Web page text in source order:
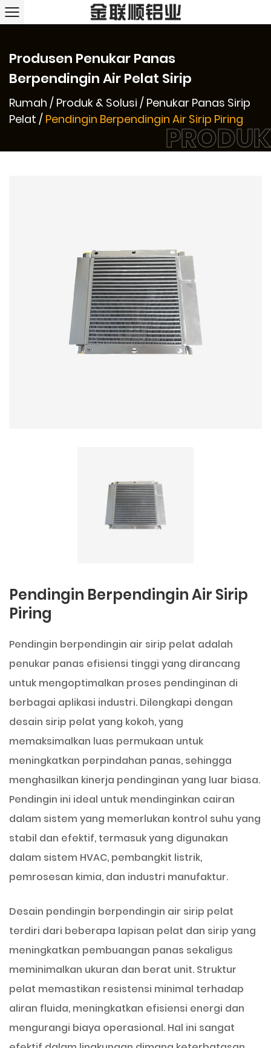
PRODUK
Produsen Penukar Panas
Berpendingin Air Pelat Sirip
Rumah / Produk & Solusi / Penukar Panas Sirip
Pelat / Pendingin Berpendingin Air Sirip Piring
Pendingin Berpendingin Air Sirip
Piring
Pendingin berpendingin air sirip pelat adalah
penukar panas efisiensi tinggi yang dirancang
untuk mengoptimalkan proses pendinginan di
berbagai aplikasi industri. Dilengkapi dengan
desain sirip pelat yang kokoh, yang
memaksimalkan luas permukaan untuk
meningkatkan perpindahan panas, sehingga
menghasilkan kinerja pendinginan yang luar biasa.
Pendingin ini ideal untuk mendinginkan cairan
dalam sistem yang memerlukan kontrol suhu yang
stabil dan efektif, termasuk yang digunakan
dalam sistem HVAC, pembangkit listrik,
pemrosesan kimia, dan industri manufaktur.
Desain pendingin berpendingin air sirip pelat
terdiri dari beberapa lapisan pelat dan sirip yang
meningkatkan pembuangan panas sekaligus
meminimalkan ukuran dan berat unit. Struktur
pelat memastikan resistensi minimal terhadap
aliran fluida, meningkatkan efisiensi energi dan
mengurangi biaya operasional. Hal ini sangat